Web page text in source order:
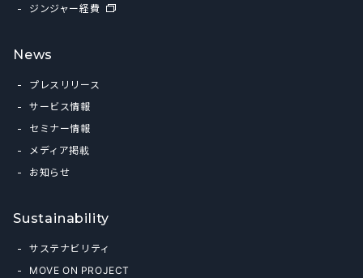
ジンジャー経費
News
プレスリリース
サービス情報
セミナー情報
メディア掲載
お知らせ
Sustainability
サステナビリティ
MOVE ON PROJECT